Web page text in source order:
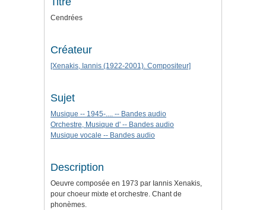
Cendrées
Créateur
[Xenakis, Iannis (1922-2001). Compositeur]
Sujet
Musique -- 1945-.... -- Bandes audio
Orchestre, Musique d' -- Bandes audio
Musique vocale -- Bandes audio
Description
Oeuvre composée en 1973 par Iannis Xenakis,
pour choeur mixte et orchestre. Chant de
phonèmes.